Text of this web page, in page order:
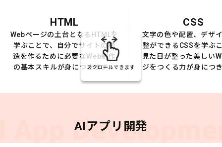
HTML
Webページの土台となるHTMLを
学ぶことで、自分でサイトの構
造を作るために必要なWeb制作
の基本スキルが身につきます。
CSS
文字の色や配置、デザ
整ができるCSSを学ぶ
見た目が整った美しい
ジをつくる力が身につ
スクロールできます
App AIアプリ開発